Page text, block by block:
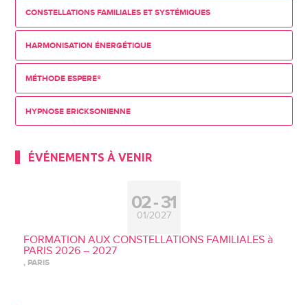
CONSTELLATIONS FAMILIALES ET SYSTÉMIQUES
HARMONISATION ÉNERGÉTIQUE
MÉTHODE ESPERE®
HYPNOSE ERICKSONIENNE
ÉVÉNEMENTS À VENIR
02 31
01/2027
FORMATION AUX CONSTELLATIONS FAMILIALES à
PARIS 2026 – 2027
, PARIS